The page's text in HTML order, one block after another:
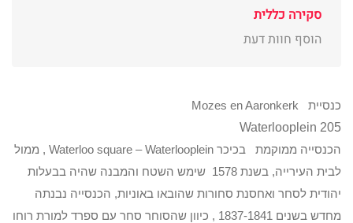
סקירה כללית
הוסף חוות דעת
כנסיית Mozes en Aaronkerk
Waterlooplein 205
הכנסייה ממוקמת בכיכר Waterloo square – Waterlooplein , ממול
לבית העירייה, בשנת 1578 שימש השטח והמבנה שהיה בבעלות
יהודית לסחר ואחסנת סחורות שהובאו באוניות, הכנסייה נבנתה
מחדש בשנים 1837-1841 , כיוון שהסוחר סחר עם ספרד למורת רוחו